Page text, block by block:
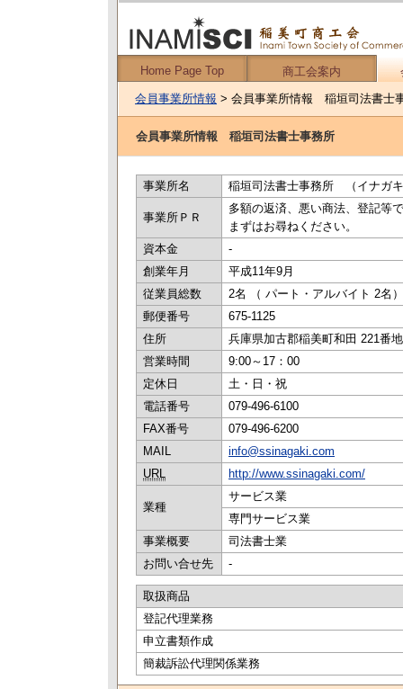
Home Page Top 商工会案内
会員事業所情報 > 会員事業所情報 稲垣司法書士
会員事業所情報 稲垣司法書士事務所
事業所名 稲垣司法書士事務所 （イナガ
事業所ＰＲ
多額の返済、悪い商法、登記等
まずはお尋ねください。
資本金
-
創業年月
平成11年9月
従業員総数
2名 （ パート・アルバイト 2名）
郵便番号
675-1125
住所
兵庫県加古郡稲美町和田 221番
営業時間
9:00～17：00
定休日
土・日・祝
電話番号
079-496-6100
FAX番号
079-496-6200
MAIL
info@ssinagaki.com
URL
http://www.ssinagaki.com/
業種
サービス業
専門サービス業
事業概要
司法書士業
お問い合せ先
-
取扱商品
登記代理業務
申立書類作成
簡裁訴訟代理関係業務